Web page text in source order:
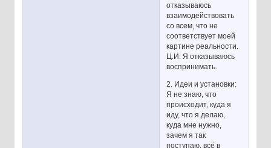
отказываюсь
взаимодействовать
со всем, что не
соответствует моей
картине реальности.
Ц.И: Я отказываюсь
воспринимать.
2. Идеи и установки:
Я не знаю, что
происходит, куда я
иду, что я делаю,
куда мне нужно,
зачем я так
поступаю, всё в